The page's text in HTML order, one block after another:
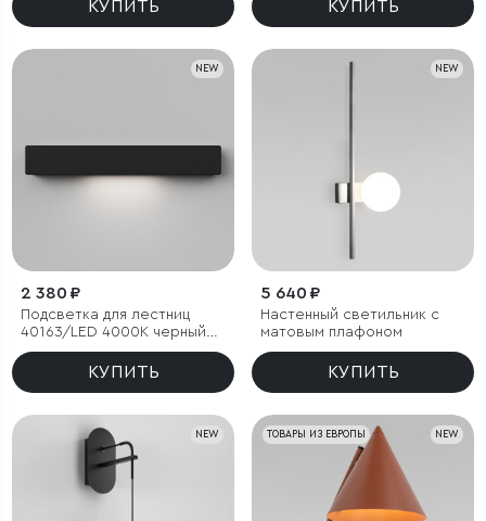
КУПИТЬ КУПИТЬ
NEW
2 380 ₽
Подсветка для лестниц
40163/LED 4000К черный
IP65
КУПИТЬ
NEW
5 640 ₽
Настенный светильник с
матовым плафоном
КУПИТЬ
NEW NEW
ТОВАРЫ ИЗ ЕВРОПЫ